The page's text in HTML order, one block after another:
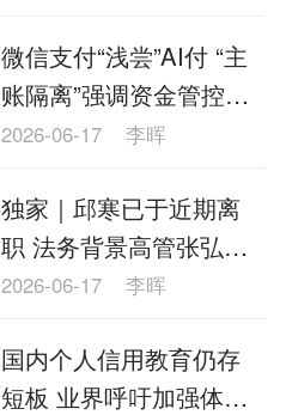
微信支付“浅尝”AI付 “主
账隔离”强调资金管控安
全
2026-06-17 李晖
独家｜邱寒已于近期离
职 法务背景高管张弘出
任PayPal中国区CEO
2026-06-17 李晖
国内个人信用教育仍存
短板 业界呼吁加强体系